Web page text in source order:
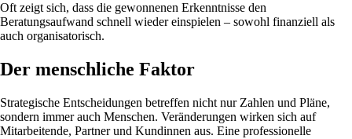
Oft zeigt sich, dass die gewonnenen Erkenntnisse den
Beratungsaufwand schnell wieder einspielen – sowohl finanziell als
auch organisatorisch.
Der menschliche Faktor
Strategische Entscheidungen betreffen nicht nur Zahlen und Pläne,
sondern immer auch Menschen. Veränderungen wirken sich auf
Mitarbeitende, Partner und Kundinnen aus. Eine professionelle